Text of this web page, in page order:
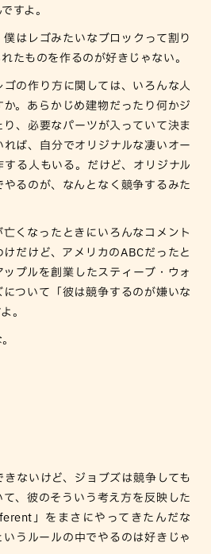
すよ。
はレゴみたいなブロックって割り
たものを作るのが好きじゃない。
の作り方に関しては、いろんな人
。あらかじめ建物だったり何かジ
、必要なパーツが入っていて決ま
ば、自分でオリジナルな凄いオー
る人もいる。だけど、オリジナル
るのが、なんとなく競争するみた
くなったときにいろんなコメント
だけど、アメリカのABCだったと
プルを創業したスティーブ・ウォ
ついて「彼は競争するのが嫌いな
。
ないけど、ジョブズは競争しても
、彼のそういう考え方を反映した
」をまさにやってきたんだな
うルールの中でやるのは好きじゃ